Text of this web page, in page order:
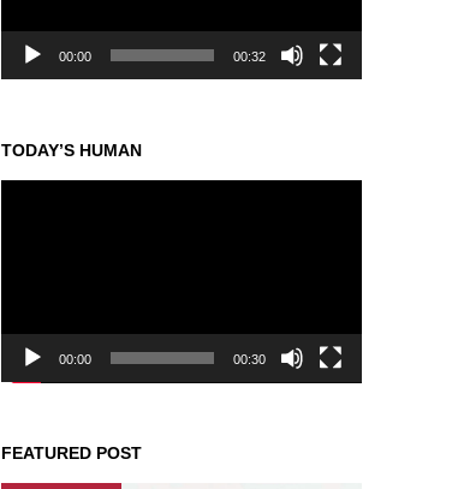
00:00 00:32
TODAY’S HUMAN
00:00 00:30
FEATURED POST